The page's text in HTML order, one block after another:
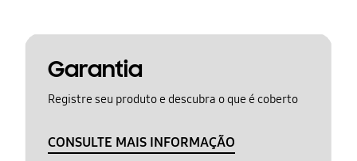
Garantia
Registre seu produto e descubra o que é coberto
CONSULTE MAIS INFORMAÇÃO